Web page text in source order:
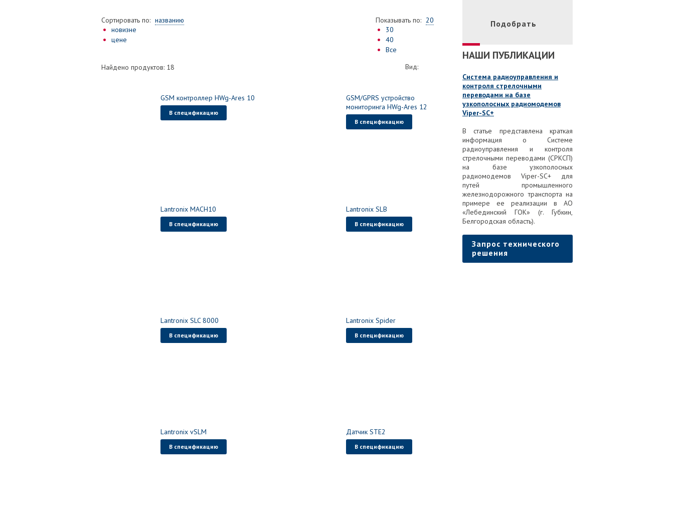
Сортировать по: названию
новизне
цене
Показывать по: 20
30
40
Все
Найдено продуктов: 18
Вид:
GSM контроллер HWg-Ares 10
В спецификацию
GSM/GPRS устройство
мониторинга HWg-Ares 12
В спецификацию
Lantronix MACH10
В спецификацию
Lantronix SLB
В спецификацию
Lantronix SLC 8000
В спецификацию
Lantronix Spider
В спецификацию
Lantronix vSLM
В спецификацию
Датчик STE2
В спецификацию
НАШИ ПУБЛИКАЦИИ
Система радиоуправления и
контроля стрелочными
переводами на базе
узкополосных радиомодемов
Viper-SC+
В статье представлена краткая
информация о Системе
радиоуправления и контроля
стрелочными переводами (СРКСП)
на базе узкополосных
радиомодемов Viper-SC+ для
путей промышленного
железнодорожного транспорта на
примере ее реализации в АО
«Лебединский ГОК» (г. Губкин,
Белгородская область).
Запрос технического
решения